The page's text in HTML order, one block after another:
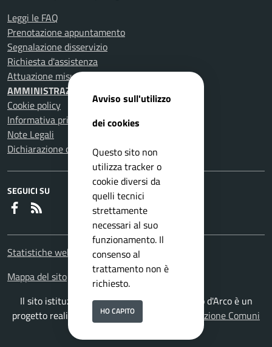
Leggi le FAQ
Prenotazione appuntamento
Segnalazione disservizio
Richiesta d'assistenza
Attuazione misure PNRR
AMMINISTRAZIONE TRASPARENTE
Cookie policy
Informativa privacy
Note Legali
Dichiarazione di accessibilità
SEGUICI SU
Faceboook
Statistiche web
Mappa del sito
Il sito istituzionale del Comune di Pomigliano d'Arco è un
progetto realizzato daISWEB S.p.A.
Soluzione Comuni
Avviso sull'utilizzo
dei cookies
Questo sito non
utilizza tracker o
cookie diversi da
quelli tecnici
strettamente
necessari al suo
funzionamento. Il
consenso al
trattamento non è
richiesto.
HO CAPITO